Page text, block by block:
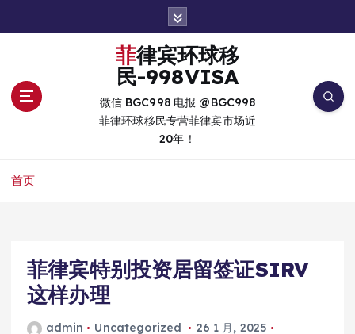
菲律宾环球移
民-998VISA
微信 BGC998 电报 @BGC998
菲律环球移民专营菲律宾市场近
20年！
首页
菲律宾特别投资居留签证SIRV
这样办理
admin Uncategorized
26 1 月, 2025